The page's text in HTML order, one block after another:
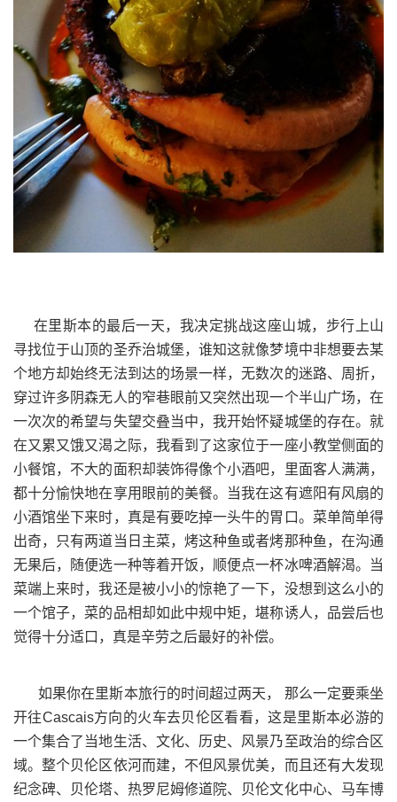
在里斯本的最后一天，我决定挑战这座山城，步行上山
寻找位于山顶的圣乔治城堡，谁知这就像梦境中非想要去某
个地方却始终无法到达的场景一样，无数次的迷路、周折，
穿过许多阴森无人的窄巷眼前又突然出现一个半山广场，在
一次次的希望与失望交叠当中，我开始怀疑城堡的存在。就
在又累又饿又渴之际，我看到了这家位于一座小教堂侧面的
小餐馆，不大的面积却装饰得像个小酒吧，里面客人满满，
都十分愉快地在享用眼前的美餐。当我在这有遮阳有风扇的
小酒馆坐下来时，真是有要吃掉一头牛的胃口。菜单简单得
出奇，只有两道当日主菜，烤这种鱼或者烤那种鱼，在沟通
无果后，随便选一种等着开饭，顺便点一杯冰啤酒解渴。当
菜端上来时，我还是被小小的惊艳了一下，没想到这么小的
一个馆子，菜的品相却如此中规中矩，堪称诱人，品尝后也
觉得十分适口，真是辛劳之后最好的补偿。
如果你在里斯本旅行的时间超过两天，
那么一定要乘坐
开往Cascais方向的火车去贝伦区看看，这是里斯本必游的
一个集合了当地生活、文化、历史、风景乃至政治的综合区
域。整个贝伦区依河而建，不但风景优美，而且还有大发现
纪念碑、贝伦塔、热罗尼姆修道院、贝伦文化中心、马车博